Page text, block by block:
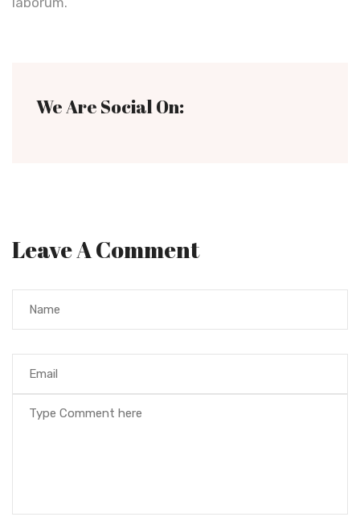
We Are Social On:
Leave A Comment